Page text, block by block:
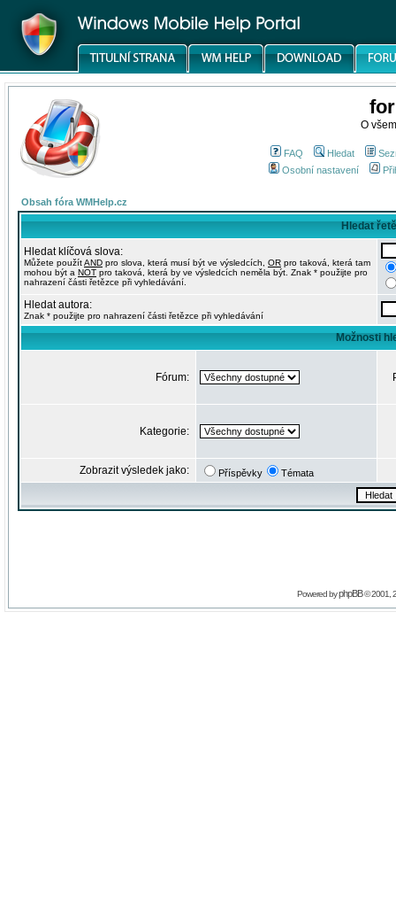
O
FAQ Hledat
Osobní nastavení
Obsah fóra WMHelp.cz
Hledat
Hledat klíčová slova:
Můžete použítAND pro slova, která musí být ve výsledcích, OR pro taková, která tam
mohou být a NOT pro taková, která by ve výsledcích neměla být. Znak * použijte pro
nahrazení části řetězce při vyhledávání.
Hledat autora:
Znak * použijte pro nahrazení části řetězce při vyhledávání
Možnosti
Fórum:
Kategorie:
Zobrazit výsledek jako: Příspěvky Témata
Powered byphpBB© 2001,